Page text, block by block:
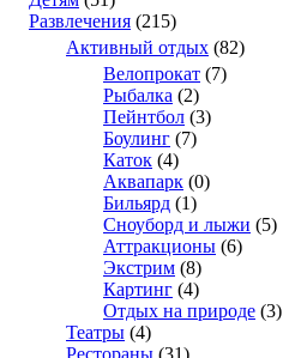
Развлечения (215)
Активный отдых (82)
Велопрокат (7)
Рыбалка (2)
Пейнтбол (3)
Боулинг (7)
Каток (4)
Аквапарк (0)
Бильярд (1)
Сноуборд и лыжи (5)
Аттракционы (6)
Экстрим (8)
Картинг (4)
Отдых на природе (3)
Театры (4)